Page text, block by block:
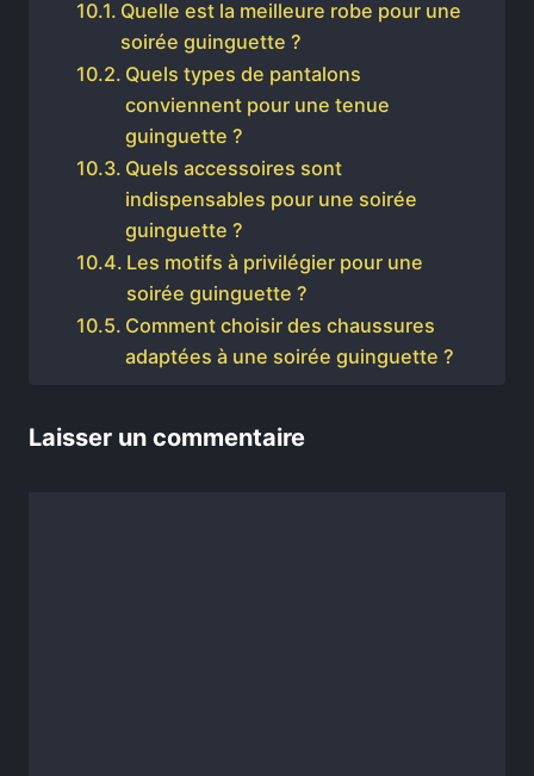
Quelle est la meilleure robe pour une
soirée guinguette ?
Quels types de pantalons
conviennent pour une tenue
guinguette ?
Quels accessoires sont
indispensables pour une soirée
guinguette ?
Les motifs à privilégier pour une
soirée guinguette ?
Comment choisir des chaussures
adaptées à une soirée guinguette ?
Laisser un commentaire